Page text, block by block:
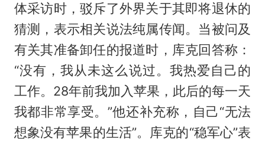
体采访时，驳斥了外界关于其即将退休的
猜测，表示相关说法纯属传闻。当被问及
有关其准备卸任的报道时，库克回答称：
“没有，我从未这么说过。我热爱自己的
工作。28年前我加入苹果，此后的每一天
我都非常享受。”他还补充称，自己“无法
想象没有苹果的生活”。库克的“稳军心”表